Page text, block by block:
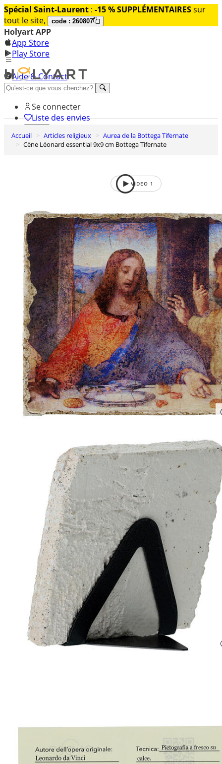
Spécial Saint-Laurent : -15 % SUPPLÉMENTAIRESsur
tout le site,
code : 260807
Holyart APP
App Store
Play Store
Aide & Contact
Découvrez Premium
Se connecter
Liste des envies
0
Panier
Accueil Articles religieux
Aurea de la Bottega Tifernate
Cène Léonard essential 9x9 cm Bottega Tifernate
VIDEO 1